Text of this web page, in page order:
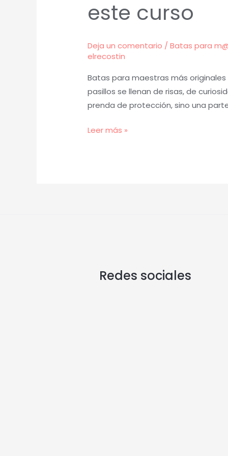
este curso
Deja un comentario /Batas para
elrecostin
Batas para maestras más
pasillos se llenan de risas, de
prenda de protección, sino una
Leer más »
Redes sociales